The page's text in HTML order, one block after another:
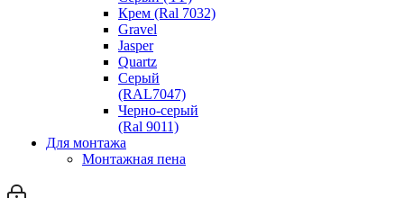
Крем (Ral 7032)
Gravel
Jasper
Quartz
Серый
(RAL7047)
Черно-серый
(Ral 9011)
Для монтажа
Монтажная пена